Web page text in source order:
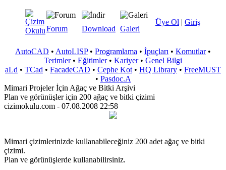
Üye Ol | Giriş
Forum Download Galeri
AutoCAD • AutoLISP• Programlama • İpuçları • Komutlar•
Terimler• Eğitimler• Kariyer• Genel Bilgi
aLd • TCad • FacadeCAD • Cephe Kot • HQ Library • FreeMUST
• Pasdoc.A
Mimari Projeler İçin Ağaç ve Bitki Arşivi
Plan ve görünüşler için 200 ağaç ve bitki çizimi
cizimokulu.com - 07.08.2008 22:58
Mimari çizimlerinizde kullanabileceğiniz 200 adet ağaç ve bitki
çizimi.
Plan ve görünüşlerde kullanabilirsiniz.